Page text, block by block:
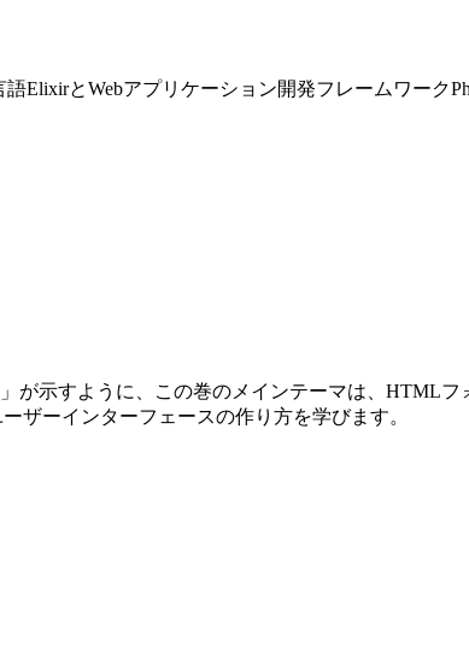
とWebアプリケーション開発フレームワーク
が示すように、この巻のメインテーマは、HTML
ザーインターフェースの作り方を学びます。